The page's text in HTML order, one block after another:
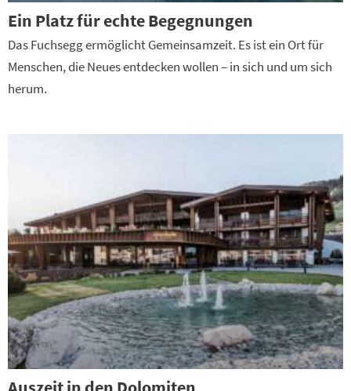
Ein Platz für echte Begegnungen
Das Fuchsegg ermöglicht Gemeinsamzeit. Es ist ein Ort für
Menschen, die Neues entdecken wollen – in sich und um sich
herum.